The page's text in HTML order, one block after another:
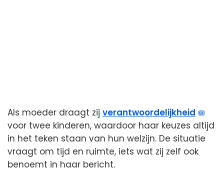
Als moeder draagt zij verantwoordelijkheid
voor twee kinderen, waardoor haar keuzes altijd
in het teken staan van hun welzijn. De situatie
vraagt om tijd en ruimte, iets wat zij zelf ook
benoemt in haar bericht.